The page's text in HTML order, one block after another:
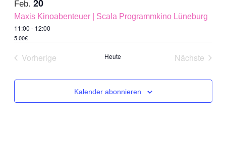
Feb. 20
Maxis Kinoabenteuer | Scala Programmkino Lüneburg
11:00 - 12:00
5.00€
Vorherige
Heute
Nächste
Kalender abonnieren